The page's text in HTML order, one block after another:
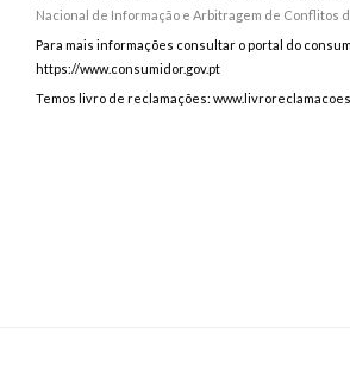
Nacional de Informação e Arbitragem de Conflitos
Para mais informações consultar o portal do
https://www.consumidor.gov.pt
Temos livro de reclamações: